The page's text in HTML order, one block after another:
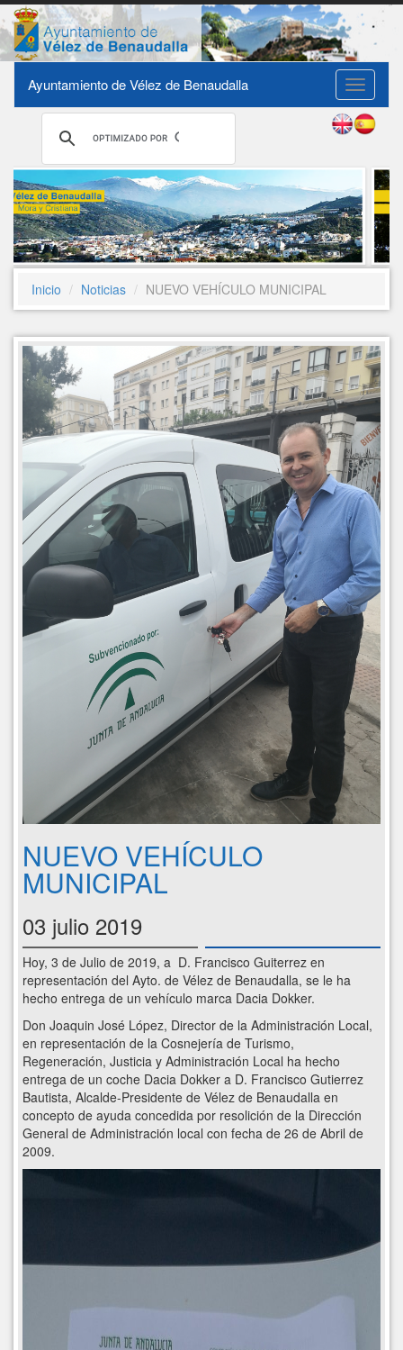
Toggle
Ayuntamiento de Vélez de Benaudalla
Inicio Noticias NUEVO VEHÍCULO MUNICIPAL
NUEVO VEHÍCULO
MUNICIPAL
03 julio 2019
Hoy, 3 de Julio de 2019, a D. Francisco Guiterrez en
representación del Ayto. de Vélez de Benaudalla, se le ha
hecho entrega de un vehículo marca Dacia Dokker.
Don Joaquin José López, Director de la Administración Local,
en representación de la Cosnejería de Turismo,
Regeneración, Justicia y Administración Local ha hecho
entrega de un coche Dacia Dokker a D. Francisco Gutierrez
Bautista, Alcalde-Presidente de Vélez de Benaudalla en
concepto de ayuda concedida por resolición de la Dirección
General de Administración local con fecha de 26 de Abril de
2009.